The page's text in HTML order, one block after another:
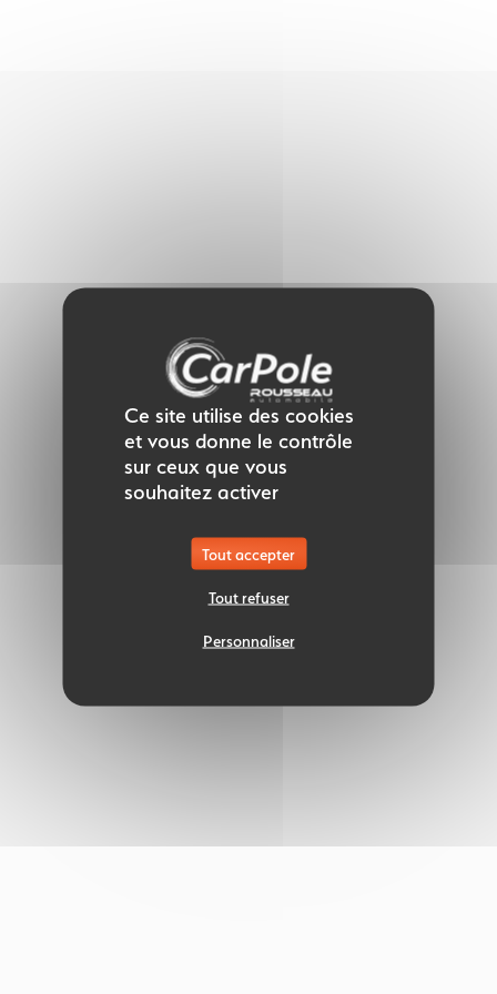
Ce site utilise des cookies
et vous donne le contrôle
sur ceux que vous
souhaitez activer
Tout accepter
Tout refuser
Personnaliser